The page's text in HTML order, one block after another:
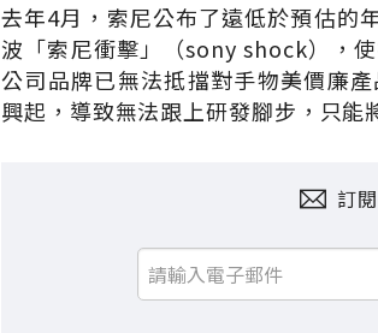
去年4月，索尼公布了遠低於預估的
波「索尼衝擊」（sony shock），
公司品牌已無法抵擋對手物美價廉
興起，導致無法跟上研發腳步，只能
訂